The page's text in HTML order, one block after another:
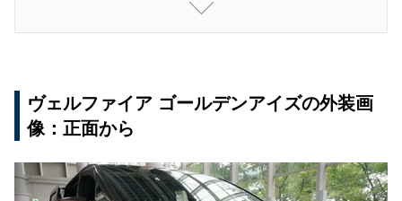
ヴェルファイア ゴールデンアイズの外装画
像：正面から